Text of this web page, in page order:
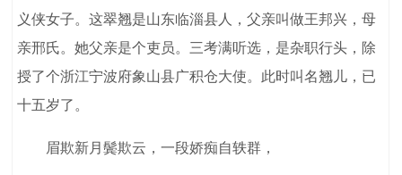
义侠女子。这翠翘是山东临淄县人，父亲叫做王邦兴，母
亲邢氏。她父亲是个吏员。三考满听选，是杂职行头，除
授了个浙江宁波府象山县广积仓大使。此时叫名翘儿，已
十五岁了。
眉欺新月鬓欺云，一段娇痴自轶群，